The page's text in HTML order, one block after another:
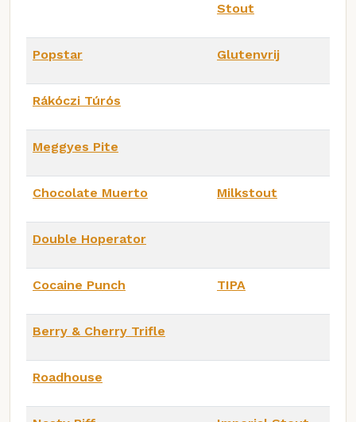
Stout
Popstar Glutenvrij
Rákóczi Túrós
Meggyes Pite
Chocolate Muerto Milkstout
Double Hoperator
Cocaine Punch TIPA
Berry & Cherry Trifle
Roadhouse